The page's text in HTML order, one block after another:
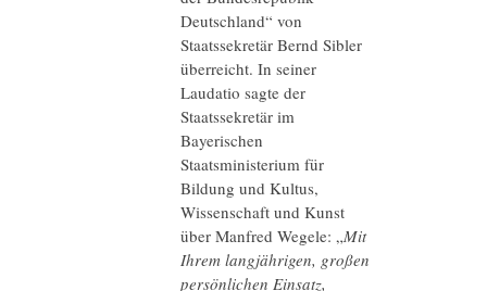
Deutschland“ von
Staatssekretär Bernd Sibler
überreicht. In seiner
Laudatio sagte der
Staatssekretär im
Bayerischen
Staatsministerium für
Bildung und Kultus,
Wissenschaft und Kunst
über Manfred Wegele: „Mit
Ihrem langjährigen, großen
persönlichen Einsatz,